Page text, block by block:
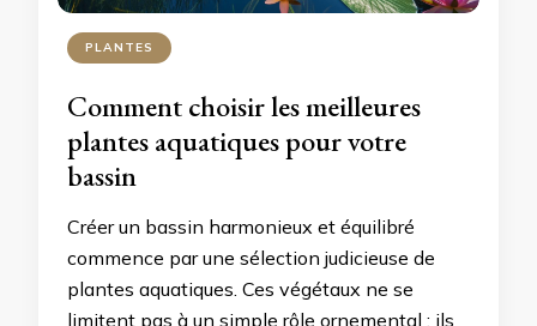
PLANTES
Comment choisir les meilleures
plantes aquatiques pour votre
bassin
Créer un bassin harmonieux et équilibré
commence par une sélection judicieuse de
plantes aquatiques. Ces végétaux ne se
limitent pas à un simple rôle ornemental : ils